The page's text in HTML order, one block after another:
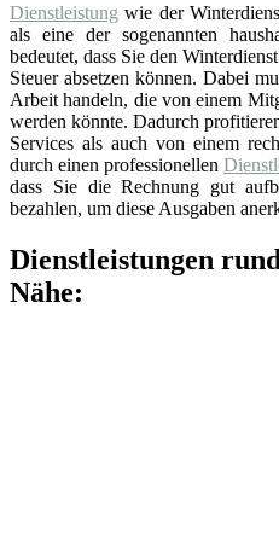
Dienstleistung wie der
als eine der sogenannten
bedeutet, dass Sie den
Steuer absetzen können. Dabei
Arbeit handeln, die von einem
werden könnte. Dadurch
Services als auch von einem
durch einen professionellen
dass Sie die Rechnung gut
bezahlen, um diese Ausgaben
Dienstleistungen
Nähe: